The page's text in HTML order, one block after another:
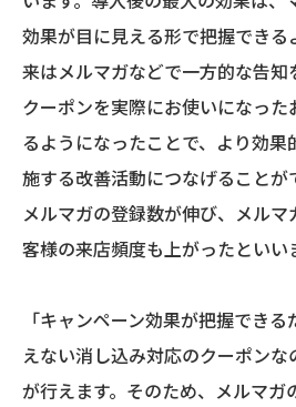
効果が目に見える形で把握でき
来はメルマガなどで一方的な告知
クーポンを実際にお使いになった
るようになったことで、より効果
施する改善活動につなげることが
メルマガの登録数が伸び、メル
客様の来店頻度も上がったといい
「キャンペーン効果が把握でき
えない消し込み対応のクーポン
が行えます。そのため、メルマガ